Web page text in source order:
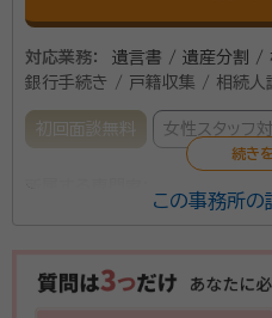
対応業務：
遺言書 / 遺産分割 /
銀行手続き / 戸籍収集 / 相続人
初回面談無料 女性スタッフ
取扱主任者 測量士補 危険物取扱者（
この事務所の